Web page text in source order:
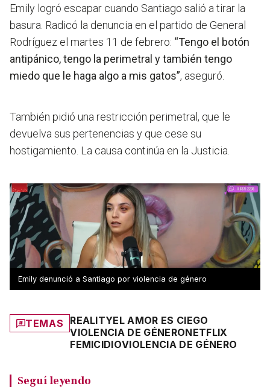
Emily logró escapar cuando Santiago salió a tirar la
basura. Radicó la denuncia en el partido de General
Rodríguez el martes 11 de febrero: “Tengo el botón
antipánico, tengo la perimetral y también tengo
miedo que le haga algo a mis gatos”, aseguró.
También pidió una restricción perimetral, que le
devuelva sus pertenencias y que cese su
hostigamiento. La causa continúa en la Justicia.
Emily denunció a Santiago por violencia de género
TEMAS REALITYEL AMOR ES CIEGO
VIOLENCIA DE GÉNERONETFLIX
FEMICIDIOVIOLENCIA DE GÉNERO
Seguí leyendo